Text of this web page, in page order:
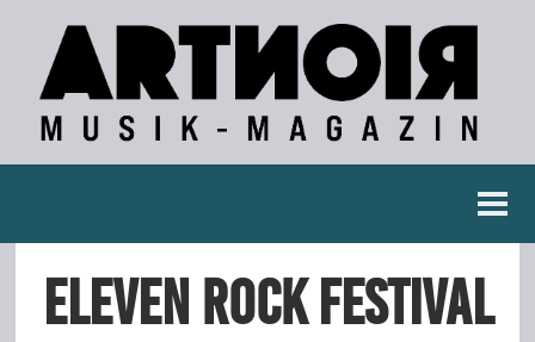
Konzertberichte
Eleven Rock Festival